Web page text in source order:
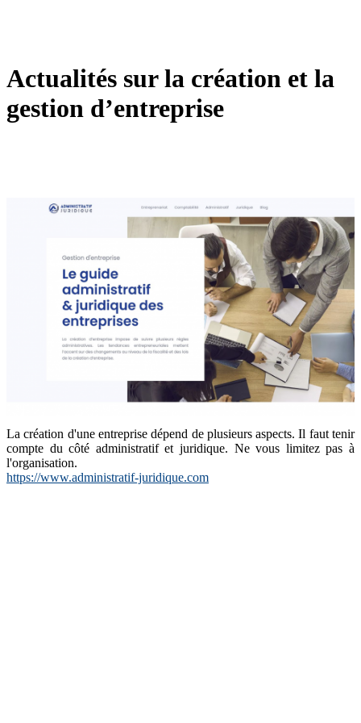
Actualités sur la création et la
gestion d’entreprise
La création d'une entreprise dépend de plusieurs aspects. Il faut tenir
compte du côté administratif et juridique. Ne vous limitez pas à
l'organisation.
https://www.administratif-juridique.com